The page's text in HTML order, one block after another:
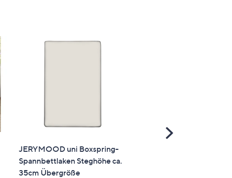
JERYMOOD uni Boxspring-
Spannbettlaken Steghöhe ca.
35cm Übergröße
Scroll